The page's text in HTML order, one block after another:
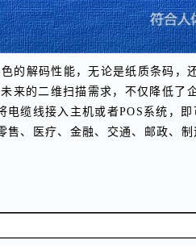
的解码性能，无论是纸质条码，
来的二维扫描需求，不仅降低了
缆线接入主机或者POS系统，
、医疗、金融、交通、邮政、